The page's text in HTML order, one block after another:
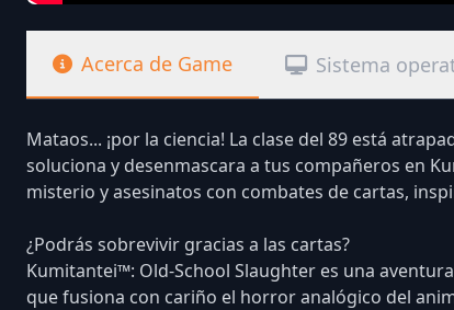
Acerca de Game Sistema
Mataos... ¡por la ciencia! La clase del 89 está
soluciona y desenmascara a tus compañeros en
misterio y asesinatos con combates de cartas,
¿Podrás sobrevivir gracias a las cartas?
Kumitantei™: Old-School Slaughter es una
que fusiona con cariño el horror analógico del